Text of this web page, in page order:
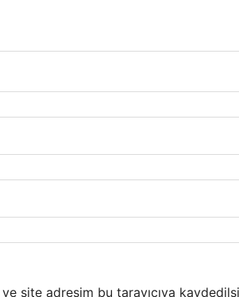
site adresim bu tarayıcıya